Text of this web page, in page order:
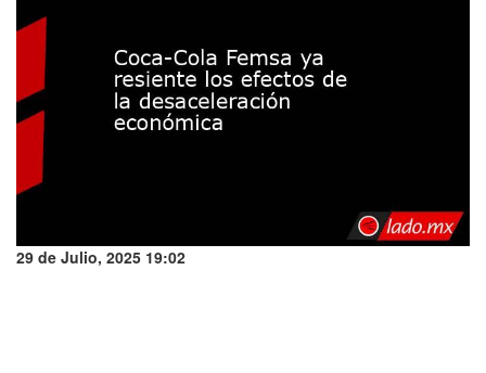
29 de Julio, 2025 19:02